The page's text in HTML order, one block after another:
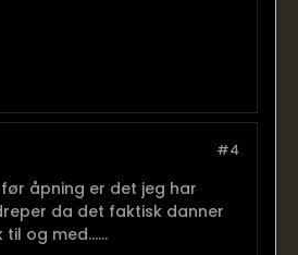
#4
åpning er det jeg har
da det faktisk danner
og med......